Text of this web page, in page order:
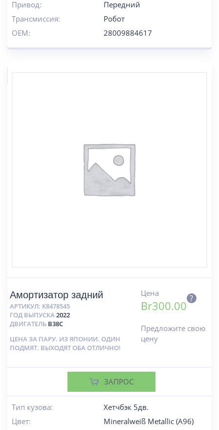
Привод:
Передний
Трансмиссия:
Робот
OEM:
28009884617
Амортизатор задний
АРТИКУЛ: K8478545
ГОД ВЫПУСКА2022
ДВИГАТЕЛЬ B38C
ЦЕНА ЗА ПАРУ. ИЗ ЯПОНИИ. ОДИН
ПОДМЯТ. ВЫХОДЯТ ОБА ОТЛИЧНО!
Цена
Br300.00
?
Предложите свою
цену
ЗАПРОС
Тип кузова:
Хетчбэк 5дв.
Цвет:
Mineralweiß Metallic (A96)